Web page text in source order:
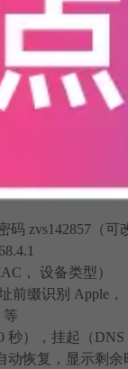
序，去重
码（如 12345678
SSID+123456，
无）
密码，开机优先尝
码 zvs142857（可
， 设备类型）
缀识别 Apple，
等
），挂起（DNS
动恢复，显示剩余